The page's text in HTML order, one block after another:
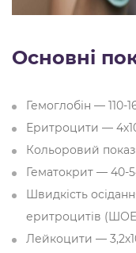
Основні
Гемоглобін — 110-
Еритроцити —
Кольоровий
Гематокрит — 40-
Швидкість
еритроцитів
Лейкоцити —